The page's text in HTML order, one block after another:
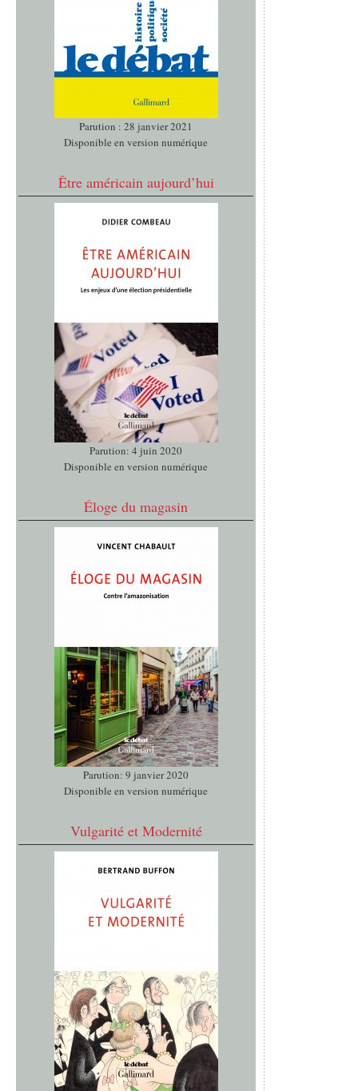
Parution : 28 janvier 2021
Disponible en version numérique
Être américain aujourd’hui
Parution: 4 juin 2020
Disponible en version numérique
Éloge du magasin
Parution: 9 janvier 2020
Disponible en version numérique
Vulgarité et Modernité